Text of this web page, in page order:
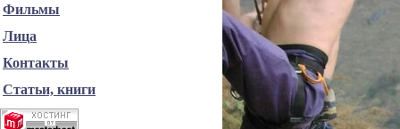
Фильмы
Лица
Контакты
Статьи, книги